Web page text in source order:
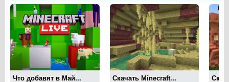
Что добавят в Май... Скачать Minecraft...